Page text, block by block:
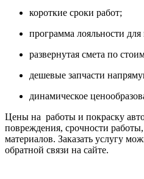
короткие сроки работ;
программа лояльности
развернутая смета по
дешевые запчасти
динамическое
Цены на работы и покраску
повреждения, срочности
материалов. Заказать услугу
обратной связи на сайте.